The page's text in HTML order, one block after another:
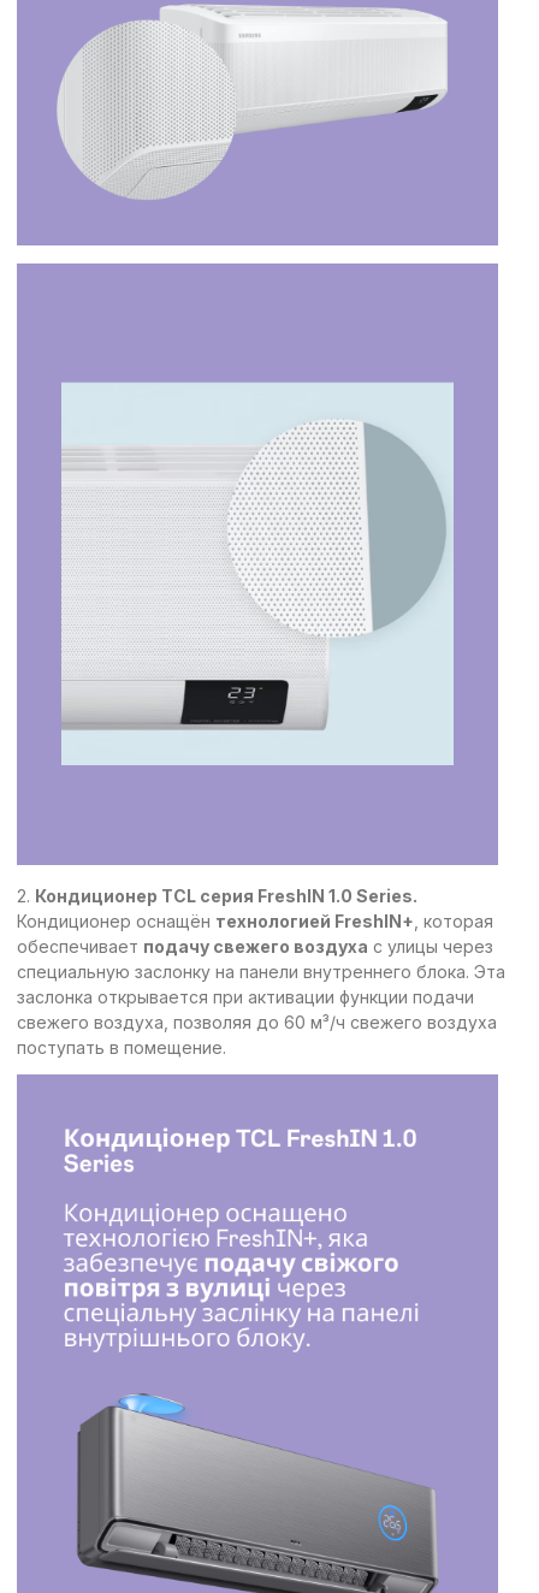
2. Кондиционер TCL серия FreshIN 1.0 Series.
Кондиционер оснащён технологией FreshIN+, которая
обеспечивает подачу свежего воздуха с улицы через
специальную заслонку на панели внутреннего блока. Эта
заслонка открывается при активации функции подачи
свежего воздуха, позволяя до 60 м³/ч свежего воздуха
поступать в помещение.